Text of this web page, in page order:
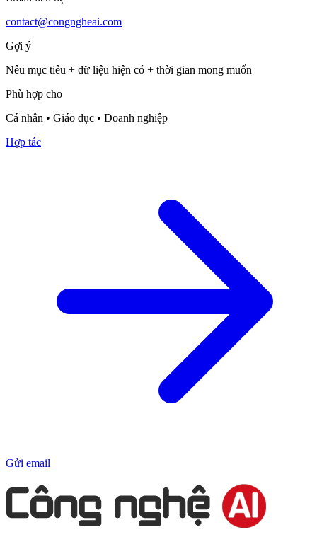
contact@congngheai.com
Gợi ý
Nêu mục tiêu + dữ liệu hiện có + thời gian mong muốn
Phù hợp cho
Cá nhân • Giáo dục • Doanh nghiệp
Hợp tác
Gửi email